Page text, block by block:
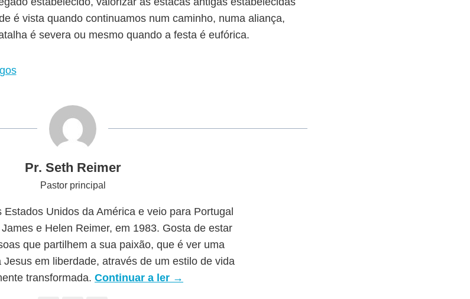
é vista quando continuamos num caminho, numa aliança,
é severa ou mesmo quando a festa é eufórica.
Pr. Seth Reimer
Pastor principal
Estados Unidos da América e veio para Portugal
e Helen Reimer, em 1983. Gosta de estar
que partilhem a sua paixão, que é ver uma
em liberdade, através de um estilo de vida
transformada. Continuar a ler →